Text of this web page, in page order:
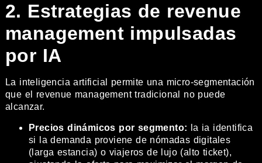
2. Estrategias de revenue
management impulsadas
por IA
La inteligencia artificial permite una micro-segmentación
que el revenue management tradicional no puede
alcanzar.
Precios dinámicos por segmento: la ia identifica
si la demanda proviene de nómadas digitales
(larga estancia) o viajeros de lujo (alto ticket),